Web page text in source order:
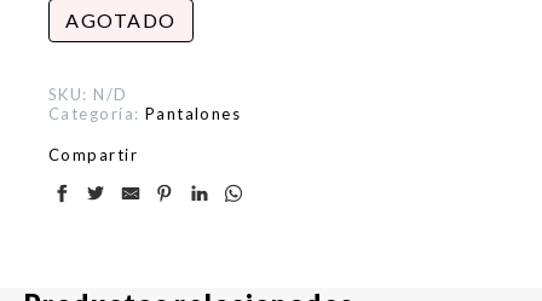
AGOTADO
SKU: N/D
Categoría: Pantalones
Compartir